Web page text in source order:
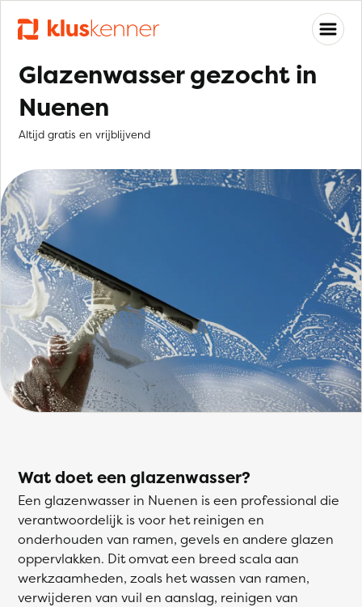
Glazenwasser gezocht in
Nuenen
Altijd gratis en vrijblijvend
Wat doet een glazenwasser?
Een glazenwasser in Nuenen is een professional die
verantwoordelijk is voor het reinigen en
onderhouden van ramen, gevels en andere glazen
oppervlakken. Dit omvat een breed scala aan
werkzaamheden, zoals het wassen van ramen,
verwijderen van vuil en aanslag, reinigen van